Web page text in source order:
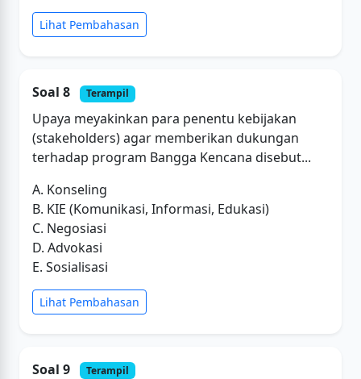
Lihat Pembahasan
Soal 8 Terampil
Upaya meyakinkan para penentu kebijakan
(stakeholders) agar memberikan dukungan
terhadap program Bangga Kencana disebut...
A. Konseling
B. KIE (Komunikasi, Informasi, Edukasi)
C. Negosiasi
D. Advokasi
E. Sosialisasi
Lihat Pembahasan
Soal 9 Terampil